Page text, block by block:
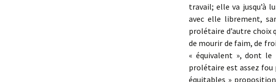
travail; elle va jusqu’à
avec elle librement,
prolétaire d’autre choix
de mourir de faim, de
« équivalent », dont
prolétaire est assez
équitables »